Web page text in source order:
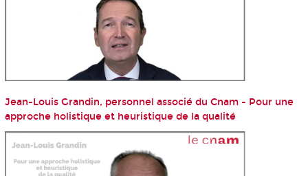
Jean-Louis Grandin, personnel associé du Cnam - Pour une
approche holistique et heuristique de la qualité